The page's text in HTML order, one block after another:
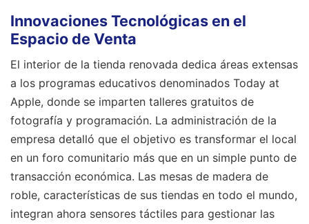
Innovaciones Tecnológicas en el
Espacio de Venta
El interior de la tienda renovada dedica áreas extensas
a los programas educativos denominados Today at
Apple, donde se imparten talleres gratuitos de
fotografía y programación. La administración de la
empresa detalló que el objetivo es transformar el local
en un foro comunitario más que en un simple punto de
transacción económica. Las mesas de madera de
roble, características de sus tiendas en todo el mundo,
integran ahora sensores táctiles para gestionar las